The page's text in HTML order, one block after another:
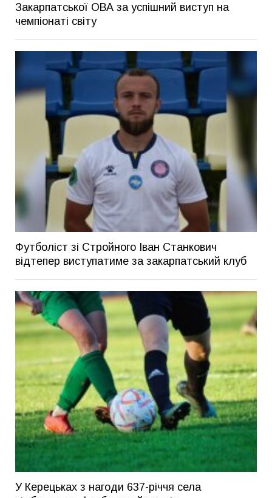
Закарпатської ОВА за успішний виступ на
чемпіонаті світу
Футболіст зі Стройного Іван Станкович
відтепер виступатиме за закарпатський клуб
У Керецьках з нагоди 637-річчя села